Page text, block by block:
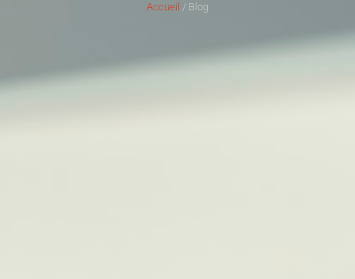
Accueil / Blog